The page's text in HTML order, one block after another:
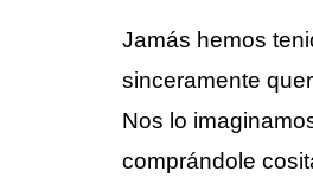
Jamás hemos
sinceramente
Nos lo
comprándole